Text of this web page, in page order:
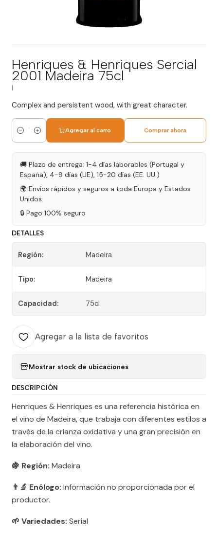
Henriques & Henriques Sercial
2001 Madeira 75cl
Complex and persistent wood, with great character.
Cantidad
Agregar al carro Comprar ahora
🚚 Plazo de entrega: 1-4 días laborables (Portugal y
España), 4-9 días (UE), 15-20 días (EE. UU.)
🌍 Envíos rápidos y seguros a toda Europa y Estados
Unidos.
🔒 Pago 100% seguro
DETALLES
Región: Madeira
Tipo: Madeira
Capacidad: 75cl
Agregar a la lista de favoritos
Mostrar stock de ubicaciones
DESCRIPCIÓN
Henriques & Henriques es una referencia histórica en
el vino de Madeira, que trabaja con diferentes estilos a
través de la crianza oxidativa y una gran precisión en
la elaboración del vino.
🍇 Región: Madeira
👨‍🔬 Enólogo: Información no proporcionada por el
productor.
🌱 Variedades: Serial